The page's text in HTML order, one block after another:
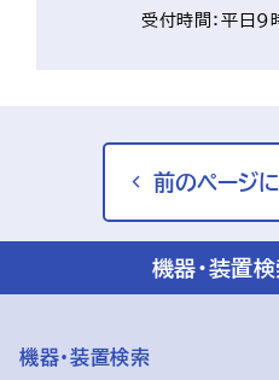
受付時間：平日9
前のページ
機器・装置
機器・装置検索